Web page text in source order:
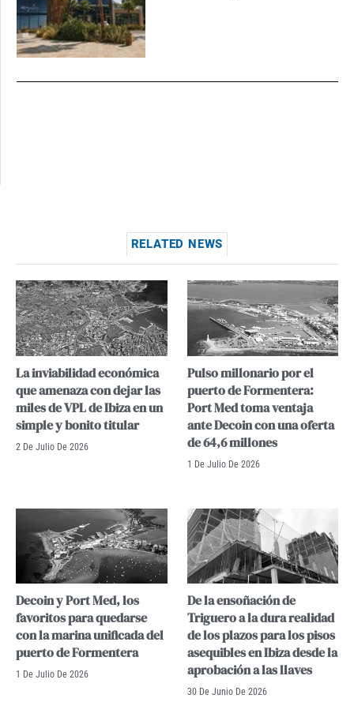
RELATED NEWS
La inviabilidad económica
que amenaza con dejar las
miles de VPL de Ibiza en un
simple y bonito titular
2 De Julio De 2026
Pulso millonario por el
puerto de Formentera:
Port Med toma ventaja
ante Decoin con una oferta
de 64,6 millones
1 De Julio De 2026
Decoin y Port Med, los
favoritos para quedarse
con la marina unificada del
puerto de Formentera
1 De Julio De 2026
De la ensoñación de
Triguero a la dura realidad
de los plazos para los pisos
asequibles en Ibiza desde la
aprobación a las llaves
30 De Junio De 2026